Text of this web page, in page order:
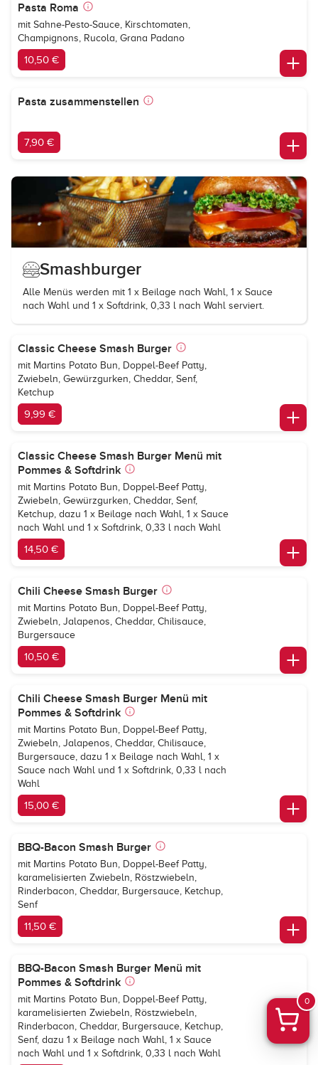
Pasta Roma
mit Sahne-Pesto-Sauce, Kirschtomaten,
Champignons, Rucola, Grana Padano
10,50 €
Pasta zusammenstellen
7,90 €
Smashburger
Alle Menüs werden mit 1 x Beilage nach Wahl, 1 x Sauce
nach Wahl und 1 x Softdrink, 0,33 l nach Wahl serviert.
Classic Cheese Smash Burger
mit Martins Potato Bun, Doppel-Beef Patty,
Zwiebeln, Gewürzgurken, Cheddar, Senf,
Ketchup
9,99 €
Classic Cheese Smash Burger Menü mit
Pommes & Softdrink
mit Martins Potato Bun, Doppel-Beef Patty,
Zwiebeln, Gewürzgurken, Cheddar, Senf,
Ketchup, dazu 1 x Beilage nach Wahl, 1 x Sauce
nach Wahl und 1 x Softdrink, 0,33 l nach Wahl
14,50 €
Chili Cheese Smash Burger
mit Martins Potato Bun, Doppel-Beef Patty,
Zwiebeln, Jalapenos, Cheddar, Chilisauce,
Burgersauce
10,50 €
Chili Cheese Smash Burger Menü mit
Pommes & Softdrink
mit Martins Potato Bun, Doppel-Beef Patty,
Zwiebeln, Jalapenos, Cheddar, Chilisauce,
Burgersauce, dazu 1 x Beilage nach Wahl, 1 x
Sauce nach Wahl und 1 x Softdrink, 0,33 l nach
Wahl
15,00 €
BBQ-Bacon Smash Burger
mit Martins Potato Bun, Doppel-Beef Patty,
karamelisierten Zwiebeln, Röstzwiebeln,
Rinderbacon, Cheddar, Burgersauce, Ketchup,
Senf
11,50 €
BBQ-Bacon Smash Burger Menü mit
Pommes & Softdrink
mit Martins Potato Bun, Doppel-Beef Patty,
karamelisierten Zwiebeln, Röstzwiebeln,
Rinderbacon, Cheddar, Burgersauce, Ketchup,
Senf, dazu 1 x Beilage nach Wahl, 1 x Sauce
nach Wahl und 1 x Softdrink, 0,33 l nach Wahl
0